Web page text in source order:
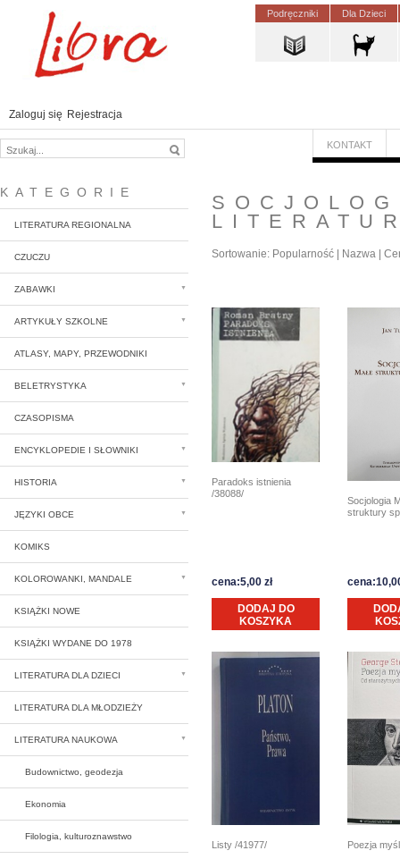
Podręczniki Dla Dzieci
Zaloguj się Rejestracja
KONTAKT
KATEGORIE
LITERATURA REGIONALNA
CZUCZU
ZABAWKI
ARTYKUŁY SZKOLNE
ATLASY, MAPY, PRZEWODNIKI
BELETRYSTYKA
CZASOPISMA
ENCYKLOPEDIE I SŁOWNIKI
HISTORIA
JĘZYKI OBCE
KOMIKS
KOLOROWANKI, MANDALE
KSIĄŻKI NOWE
KSIĄŻKI WYDANE DO 1978
LITERATURA DLA DZIECI
LITERATURA DLA MŁODZIEŻY
LITERATURA NAUKOWA
Budownictwo, geodezja
Ekonomia
Filologia, kulturoznawstwo
Sortowanie: Popularność Nazwa
Paradoks istnienia
/38088/
cena:5,00 zł
DODAJ DO
KOSZYKA
Socjologia
struktury
Listy /41977/ Poezja